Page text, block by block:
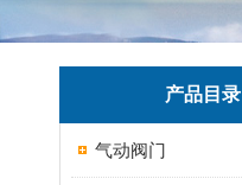
产品目录
气动阀门